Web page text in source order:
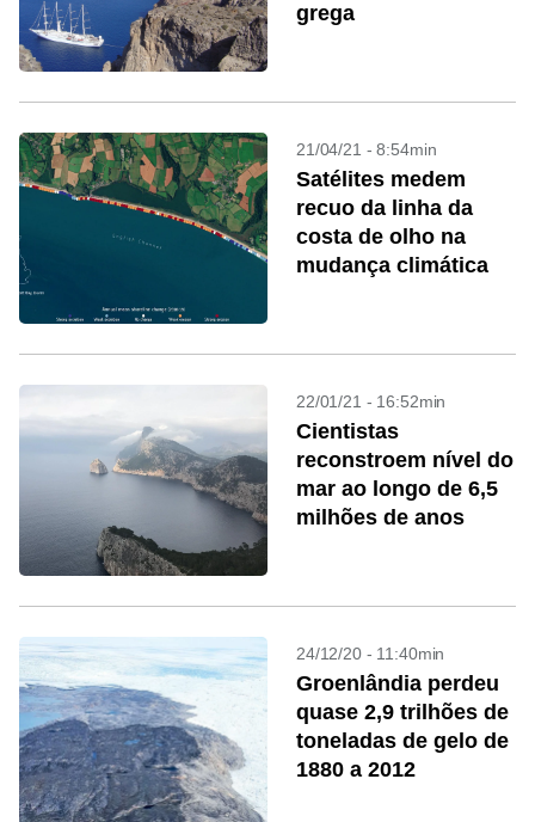
grega
21/04/21 - 8:54min
Satélites medem
recuo da linha da
costa de olho na
mudança climática
22/01/21 - 16:52min
Cientistas
reconstroem nível do
mar ao longo de 6,5
milhões de anos
24/12/20 - 11:40min
Groenlândia perdeu
quase 2,9 trilhões de
toneladas de gelo de
1880 a 2012